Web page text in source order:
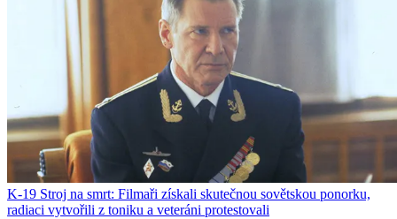
K-19 Stroj na smrt: Filmaři získali skutečnou sovětskou ponorku,
radiaci vytvořili z toniku a veteráni protestovali